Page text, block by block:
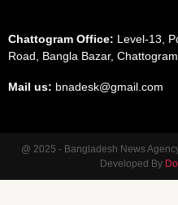
Chattogram Office: Level-13,
Road, Bangla Bazar,
Mail us: bnadesk@gmail.com
@ 2025 - Bangladesh News
Developed By